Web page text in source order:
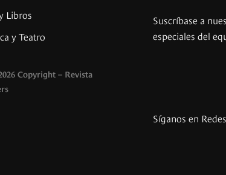
Libros
y Teatro
Copyright – Revista
Suscríbase a
especiales del
Síganos en Redes